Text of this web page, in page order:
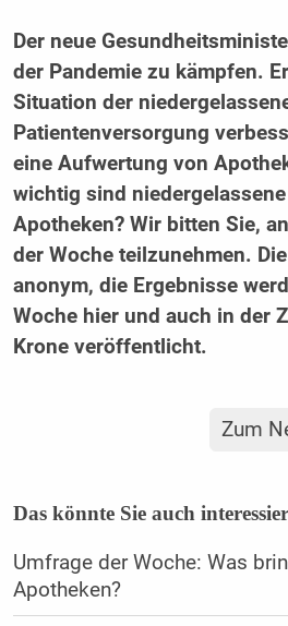
Der neue
der Pandemie zu kämpfen.
Situation der
Patientenversorgung
eine Aufwertung von
wichtig sind
Apotheken? Wir bitten Sie,
der Woche teilzunehmen.
anonym, die Ergebnisse
Woche hier und auch in der
Krone veröffentlicht.
Zum
Das könnte Sie auch
Umfrage der Woche: Was
Apotheken?